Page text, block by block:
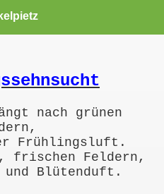
nach grünen
Frühlingsluft.
frischen Feldern,
und Blütenduft.